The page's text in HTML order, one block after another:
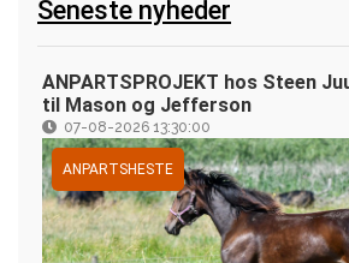
Seneste nyheder
ANPARTSPROJEKT hos Steen
til Mason og Jefferson
07-08-2026 13:30:00
ANPARTSHESTE